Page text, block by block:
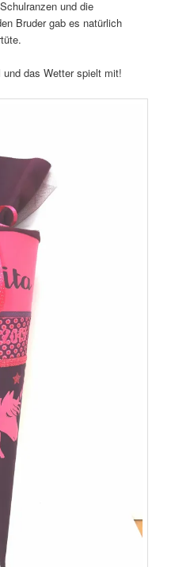
und die
Bruder gab es natürlich
das Wetter spielt mit!